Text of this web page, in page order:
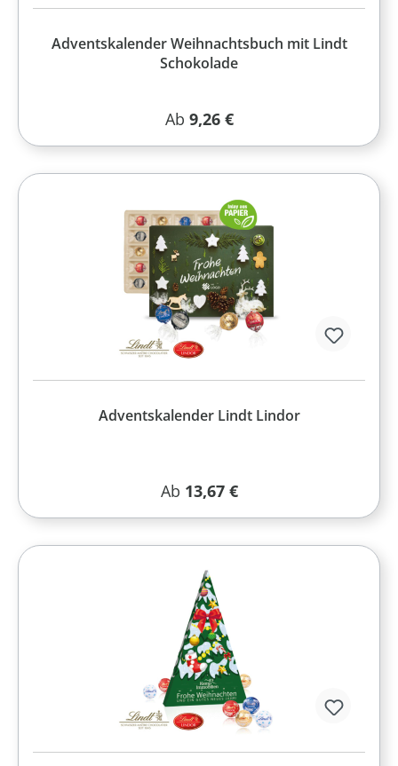
Adventskalender Weihnachtsbuch mit Lindt
Schokolade
Regulärer Preis:
Ab 9,26 €
Adventskalender Lindt Lindor
Regulärer Preis:
Ab 13,67 €